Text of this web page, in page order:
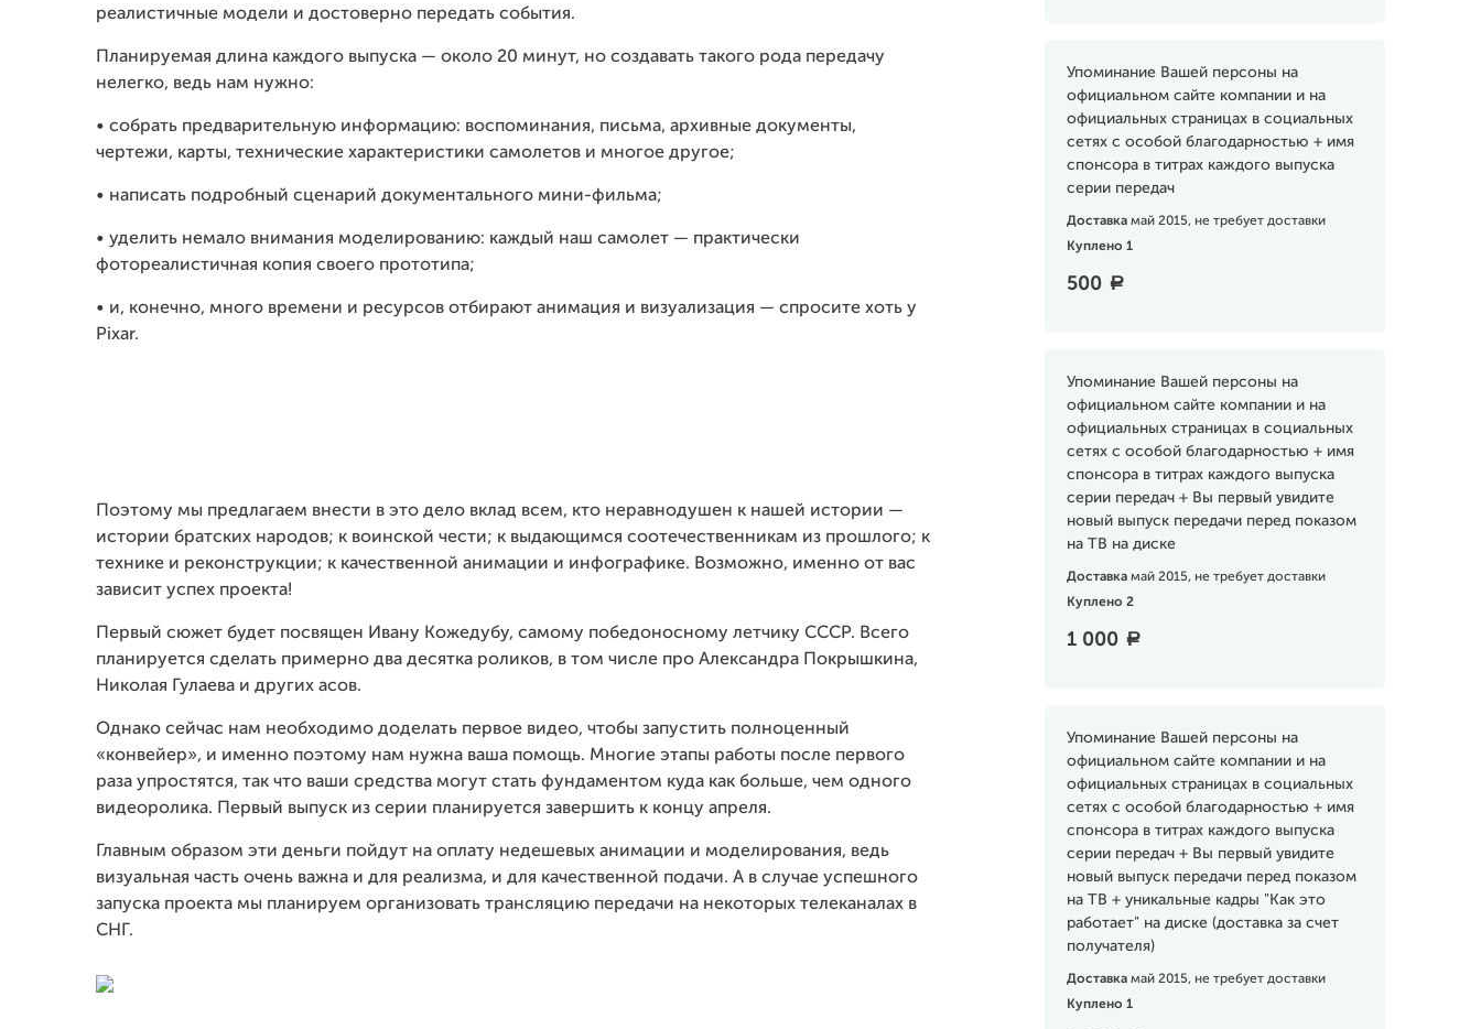
Упоминание Вашей персоны на
официальном сайте компании и на
официальных страницах в социальных
сетях с особой благодарностью + имя
спонсора в титрах каждого выпуска
серии передач
Доставка май 2015, не требует доставки
Куплено 1
500 a
Упоминание Вашей персоны на
официальном сайте компании и на
официальных страницах в социальных
сетях с особой благодарностью + имя
спонсора в титрах каждого выпуска
серии передач + Вы первый увидите
новый выпуск передачи перед показом
на ТВ на диске
Доставка май 2015, не требует доставки
Куплено 2
1 000 a
Упоминание Вашей персоны на
официальном сайте компании и на
официальных страницах в социальных
сетях с особой благодарностью + имя
спонсора в титрах каждого выпуска
серии передач + Вы первый увидите
новый выпуск передачи перед показом
на ТВ + уникальные кадры "Как это
работает" на диске (доставка за счет
получателя)
Доставка май 2015, не требует доставки
Куплено 1
реалистичные модели и достоверно передать события.
Планируемая длина каждого выпуска — около 20 минут, но создавать такого рода передачу
нелегко, ведь нам нужно:
• собрать предварительную информацию: воспоминания, письма, архивные документы,
чертежи, карты, технические характеристики самолетов и многое другое;
• написать подробный сценарий документального мини-фильма;
• уделить немало внимания моделированию: каждый наш самолет — практически
фотореалистичная копия своего прототипа;
• и, конечно, много времени и ресурсов отбирают анимация и визуализация — спросите хоть у
Pixar.
Поэтому мы предлагаем внести в это дело вклад всем, кто неравнодушен к нашей истории —
истории братских народов; к воинской чести; к выдающимся соотечественникам из прошлого; к
технике и реконструкции; к качественной анимации и инфографике. Возможно, именно от вас
зависит успех проекта!
Первый сюжет будет посвящен Ивану Кожедубу, самому победоносному летчику СССР. Всего
планируется сделать примерно два десятка роликов, в том числе про Александра Покрышкина,
Николая Гулаева и других асов.
Однако сейчас нам необходимо доделать первое видео, чтобы запустить полноценный
«конвейер», и именно поэтому нам нужна ваша помощь. Многие этапы работы после первого
раза упростятся, так что ваши средства могут стать фундаментом куда как больше, чем одного
видеоролика. Первый выпуск из серии планируется завершить к концу апреля.
Главным образом эти деньги пойдут на оплату недешевых анимации и моделирования, ведь
визуальная часть очень важна и для реализма, и для качественной подачи. А в случае успешного
запуска проекта мы планируем организовать трансляцию передачи на некоторых телеканалах в
СНГ.